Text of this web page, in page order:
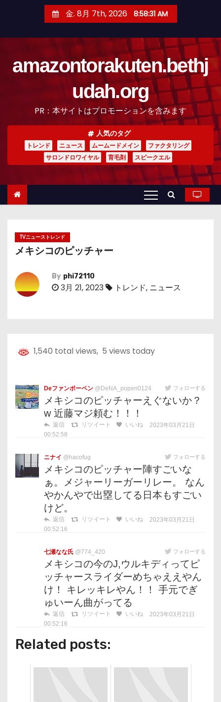
金. 8月 7th, 2026 8:58:32 AM
amazontorakuten.bethj
udah.org
PR：本サイトはプロモーションを含みます
人気のタグ
トレンド ニュース ムームードメイン
ファクタリング
サロンドロワイヤル
育毛剤 スピークエル
TVニューストレンド
メキシコのピッチャー
By phi72110
3月 21, 2023 トレンド, ニュース
1,540 total views, 5 views today
Deファンポーペン @DeNA_popen0124 フォローする
メキシコのピッチャーえぐないか？
w 近藤マジ頼む！！！
返信 リツイート いいね
2023年03月21日
00:52:58
ニナイ @hacofug フォローする
メキシコのピッチャー陣すごいな
ぁ。メジャーリーガーリレー。 なん
やかんやで出塁してる日本もすごい
けど。
返信 リツイート いいね
2023年03月21日
00:52:16
七瀬なな氏 @774_420 フォローする
メキシコの今のJ,ウルキディってピ
ッチャースライダーめちゃええやん
け！ キレッキレやん！！ 手元でぎ
ゅいーん曲がってる
返信 リツイート いいね
2023年03月21日
00:52:16
Related posts: